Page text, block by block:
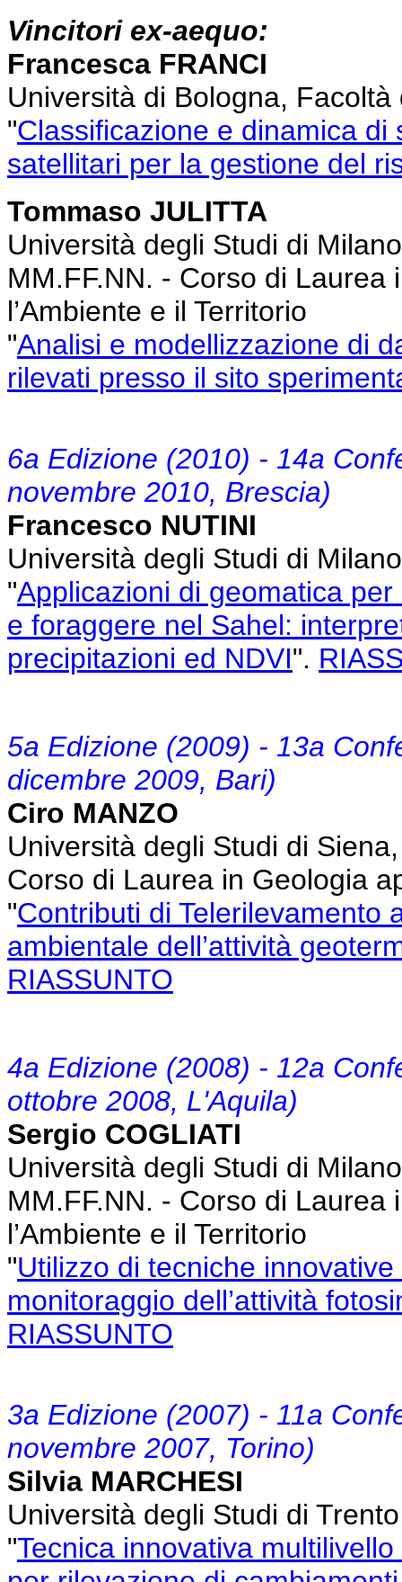
Vincitori ex-aequo:
Francesca FRANCI
Università di Bologna,
"Classificazione e dinamica
satellitari per la gestione del
Tommaso JULITTA
Università degli Studi di
MM.FF.NN. - Corso di Laurea
l’Ambiente e il Territorio
"Analisi e modellizzazione di
rilevati presso il sito
6a Edizione (2010) - 14a
novembre 2010, Brescia)
Francesco NUTINI
Università degli Studi di
"Applicazioni di geomatica
e foraggere nel Sahel:
precipitazioni ed NDVI".
5a Edizione (2009) - 13a
dicembre 2009, Bari)
Ciro MANZO
Università degli Studi di
Corso di Laurea in Geologia
"Contributi di Telerilevamento
ambientale dell’attività
RIASSUNTO
4a Edizione (2008) - 12a
ottobre 2008, L'Aquila)
Sergio COGLIATI
Università degli Studi di
MM.FF.NN. - Corso di Laurea
l’Ambiente e il Territorio
"Utilizzo di tecniche
monitoraggio dell’attività
RIASSUNTO
3a Edizione (2007) - 11a
novembre 2007, Torino)
Silvia MARCHESI
Università degli Studi di
"Tecnica innovativa